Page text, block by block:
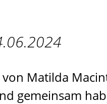
Matilda
gemeinsam